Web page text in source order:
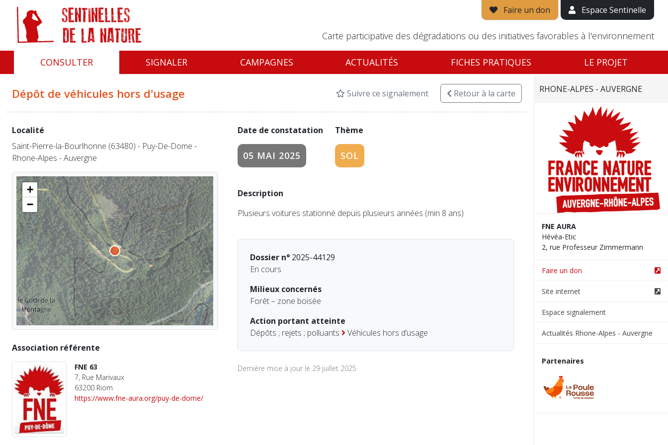
Faire un don Espace Sentinelle
Carte participative des dégradations ou des initiatives favorables à l'environnement
CONSULTER SIGNALER CAMPAGNES ACTUALITÉS FICHES PRATIQUES LE PROJET
Dépôt de véhicules hors d'usage Suivre ce signalement Retourà la carte
Date de constatation
05 MAI 2025
Thème
SOL
Description
Plusieurs voitures stationné depuis plusieurs années (min 8 ans)
Dossier n°2025-44129
En cours
Milieux concernés
Forêt – zone boisée
Action portant atteinte
Dépôts ; rejets ; polluants
Véhicules hors d’usage
Dernière mise à jour le 29 juillet 2025
Localité
Saint-Pierre-la-Bourlhonne (63480) - Puy-De-Dome -
Rhone-Alpes - Auvergne
+
−
Association référente
FNE 63
7, Rue Marivaux
63200 Riom
https://www.fne-aura.org/puy-de-dome/
RHONE-ALPES - AUVERGNE
FNE AURA
Hévéa-Etic
2, rue Professeur Zimmermann
Faire un don
Site internet
Espace signalement
Actualités Rhone-Alpes - Auvergne
Partenaires
Panneau de gestion des cookies